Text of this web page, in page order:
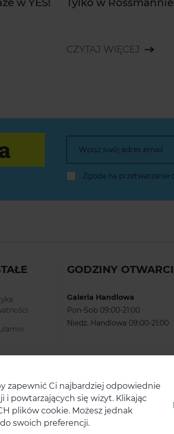
w YES! Tylko w Rossmannie
CZYTAJ WIĘCEJ
Zgoda na przetwarzanie
ciszy
GODZINY
Galeria Handlowa
Pon-Sob 09:00-21:00
Niedz. Handlowa 09:00-21:00
zapewnić Ci najbardziej odpowiednie
powtarzających się wizyt. Klikając
plików cookie. Możesz jednak
swoich preferencji.